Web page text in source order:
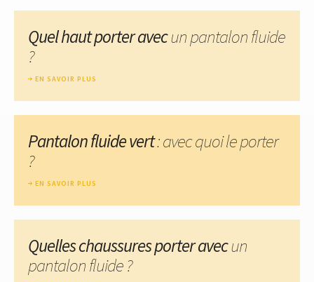
Quel haut porter avecun pantalon fluide
?
EN SAVOIR PLUS
Pantalon fluide vert: avec quoi le porter
?
EN SAVOIR PLUS
Quelles chaussures porter avecun
pantalon fluide ?